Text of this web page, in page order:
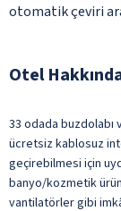
otomatik çeviri
Otel
33 odada
ücretsiz kablosuz
geçirebilmesi için
banyo/kozmetik
vantilatörler gibi